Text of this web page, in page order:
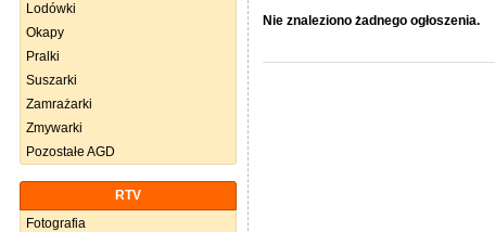
Lodówki
Okapy
Pralki
Suszarki
Zamrażarki
Zmywarki
Pozostałe AGD
RTV
Fotografia
Nie znaleziono żadnego ogłoszenia.